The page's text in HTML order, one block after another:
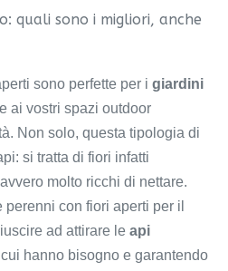
quali sono i migliori, anche
sono perfette per i giardini
ai vostri spazi outdoor
Non solo, questa tipologia di
si tratta di fiori infatti
molto ricchi di nettare.
con fiori aperti per il
ad attirare le api
hanno bisogno e garantendo